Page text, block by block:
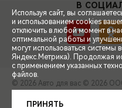
СПЕЦПРЕДЛОЖЕНИЯ
ЗАПИСЬ НА ТЕСТ-
В
© 2026 Авто для вас © 2026
Используя сайт, вы
и использованием cookies
отключить в любой момент в
оптимальной работы и
могут использоваться системы
Яндекс.Метрика). Продолжая
с применением указанных
файлов.
ПРИНЯТЬ